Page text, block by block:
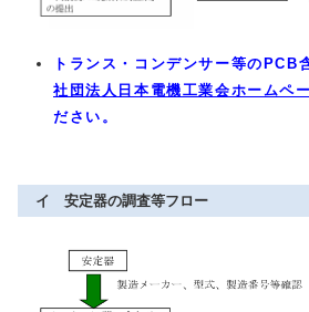
トランス・コンデンサー等のPCB
社団法人日本電機工業会ホームペ
ださい。
イ 安定器の調査等フロー